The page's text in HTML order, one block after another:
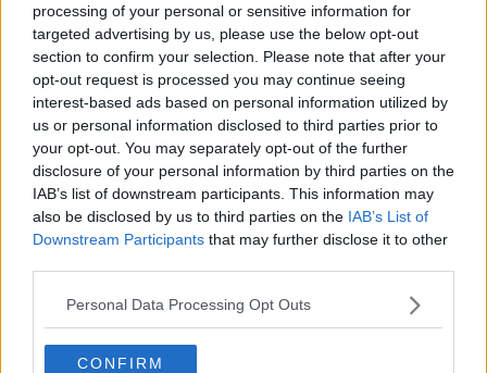
processing of your personal or sensitive information for
targeted advertising by us, please use the below opt-out
section to confirm your selection. Please note that after your
opt-out request is processed you may continue seeing
interest-based ads based on personal information utilized by
us or personal information disclosed to third parties prior to
your opt-out. You may separately opt-out of the further
disclosure of your personal information by third parties on the
IAB’s list of downstream participants. This information may
also be disclosed by us to third parties on the IAB’s List of
Downstream Participants that may further disclose it to other
Personal Data Processing Opt Outs
CONFIRM
Ecco l'elenco dei prezzi del carburante in provincia di Massa-
Carrara. Comune per comune gli impianti più economici dove
fare rifornimento.
PROVINCIA DI MASSA-CARRARA —Questi i prezzi dei carburanti
rilevati al giorno 20 June 2026dalMinistero dello sviluppo
economico